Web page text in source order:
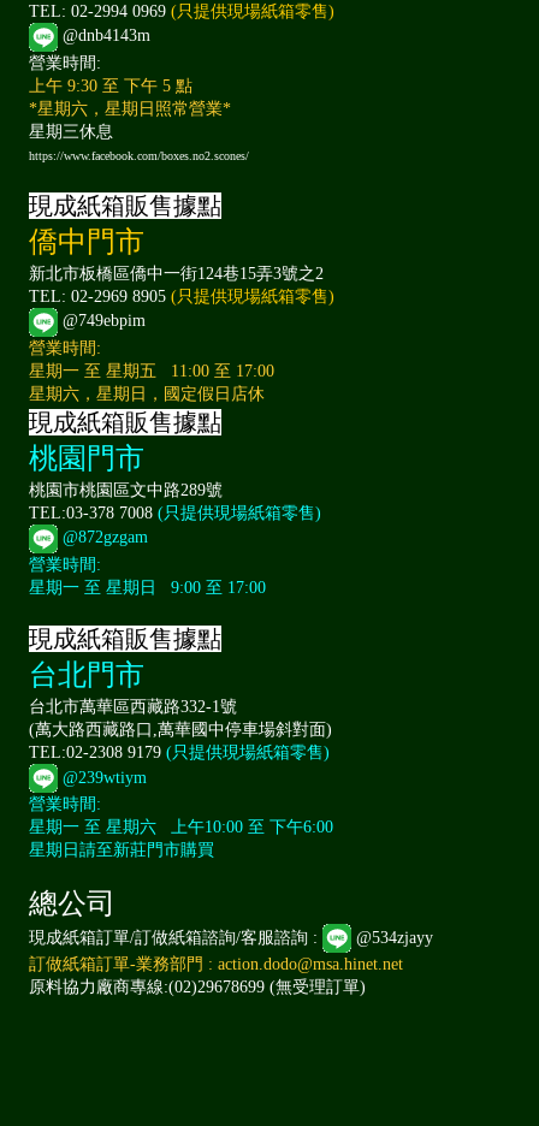
TEL: 02-2994 0969 (只提供現場紙箱零售)
@dnb4143m
營業時間:
上午 9:30 至 下午 5 點
*星期六，星期日照常營業*
星期三休息
https://www.facebook.com/boxes.no2.scones/
現成紙箱販售據點
僑中門市
新北市板橋區僑中一街124巷15弄3號之2
TEL: 02-2969 8905 (只提供現場紙箱零售)
@749ebpim
營業時間:
星期一 至 星期五 11:00 至 17:00
星期六，星期日，國定假日店休
現成紙箱販售據點
桃園門市
桃園市桃園區文中路289號
TEL:03-378 7008 (只提供現場紙箱零售)
@872gzgam
營業時間:
星期一 至 星期日 9:00 至 17:00
現成紙箱販售據點
台北門市
台北市萬華區西藏路332-1號
(萬大路西藏路口,萬華國中停車場斜對面)
TEL:02-2308 9179 (只提供現場紙箱零售)
@239wtiym
營業時間:
星期一 至 星期六 上午10:00 至 下午6:00
星期日請至新莊門市購買
總公司
現成紙箱訂單/訂做紙箱諮詢/客服諮詢 :
@534zjayy
訂做紙箱訂單-業務部門 : action.dodo@msa.hinet.net
原料協力廠商專線:(02)29678699 (無受理訂單)